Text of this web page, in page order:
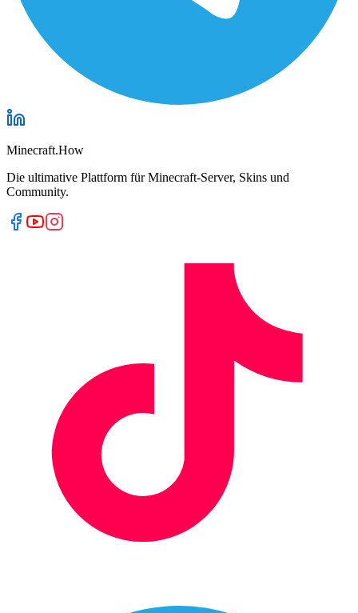
Minecraft.How
Die ultimative Plattform für Minecraft-Server, Skins und
Community.